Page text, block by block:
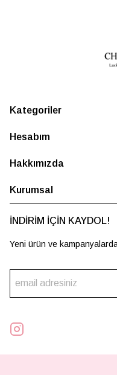
Kategoriler
Hesabım
Hakkımızda
Kurumsal
İNDİRİM İÇİN KAYDOL!
Yeni ürün ve